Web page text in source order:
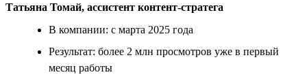
Татьяна Томай, ассистент контент-стратега
В компании: с марта 2025 года
Результат: более 2 млн просмотров уже в первый
месяц работы